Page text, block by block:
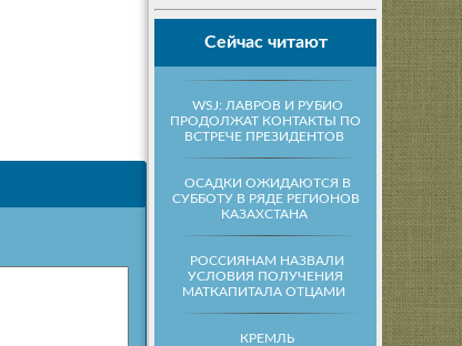
Сейчас читают
WSJ: ЛАВРОВ И РУБИО
ПРОДОЛЖАТ КОНТАКТЫ ПО
ВСТРЕЧЕ ПРЕЗИДЕНТОВ
ОСАДКИ ОЖИДАЮТСЯ В
СУББОТУ В РЯДЕ РЕГИОНОВ
КАЗАХСТАНА
РОССИЯНАМ НАЗВАЛИ
УСЛОВИЯ ПОЛУЧЕНИЯ
МАТКАПИТАЛА ОТЦАМИ
КРЕМЛЬ